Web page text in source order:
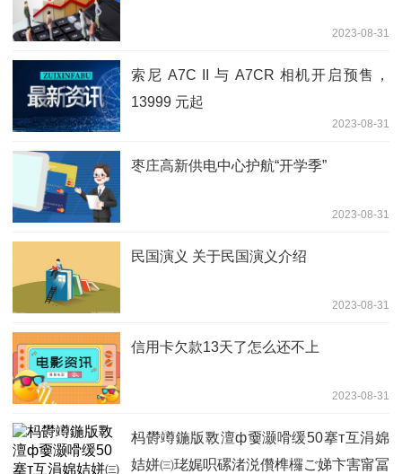
2023-08-31
索尼 A7C II 与 A7CR 相机开启预售，
13999 元起
2023-08-31
枣庄高新供电中心护航“开学季”
2023-08-31
民国演义 关于民国演义介绍
2023-08-31
信用卡欠款13天了怎么还不上
2023-08-31
杩欎竴鍦版斁澶ф嫑灏嗗缓50搴т互涓婂
姞姘㈢珯娓呮磥渚涚儹榫欏ご娣卞害甯冨